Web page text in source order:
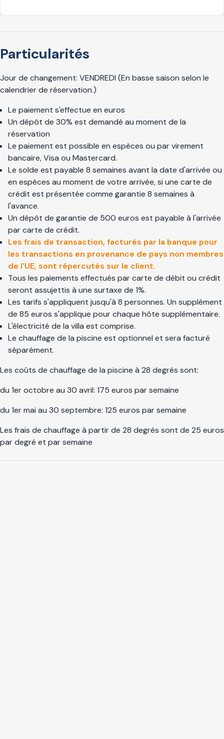
Particularités
Jour de changement: VENDREDI (En basse saison selon le
calendrier de réservation.)
Le paiement s'effectue en euros
Un dépôt de 30% est demandé au moment de la
réservation
Le paiement est possible en espèces ou par virement
bancaire, Visa ou Mastercard.
Le solde est payable 8 semaines avant la date d'arrivée ou
en espèces au moment de votre arrivée, si une carte de
crédit est présentée comme garantie 8 semaines à
l'avance.
Un dépôt de garantie de 500 euros est payable à l'arrivée
par carte de crédit.
Les frais de transaction, facturés par la banque pour
les transactions en provenance de pays non membres
de l'UE, sont répercutés sur le client.
Tous les paiements effectués par carte de débit ou crédit
seront assujettis à une surtaxe de 1%.
Les tarifs s'appliquent jusqu'à 8 personnes. Un supplément
de 85 euros s'applique pour chaque hôte supplémentaire.
L'électricité de la villa est comprise.
Le chauffage de la piscine est optionnel et sera facturé
séparément.
Les coûts de chauffage de la piscine à 28 degrés sont:
du 1er octobre au 30 avril: 175 euros par semaine
du 1er mai au 30 septembre: 125 euros par semaine
Les frais de chauffage à partir de 28 degrés sont de 25 euros
par degré et par semaine